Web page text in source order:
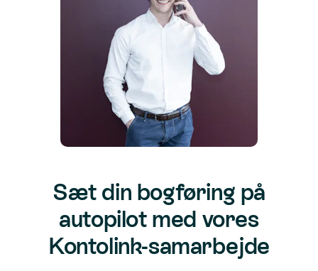
Sæt din bogføring på
autopilot med vores
Kontolink-samarbejde